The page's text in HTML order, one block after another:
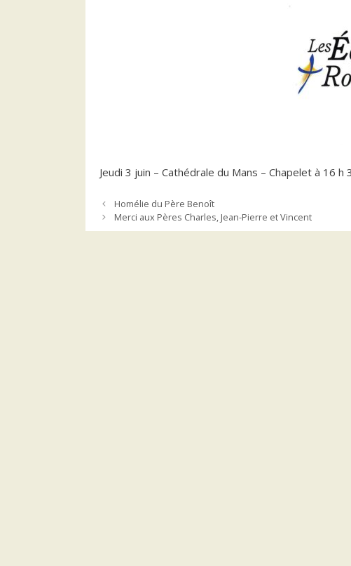
Jeudi 3 juin – Cathédrale du Mans – Chapelet à 16
Homélie du Père Benoît
Merci aux Pères Charles, Jean-Pierre et Vincent